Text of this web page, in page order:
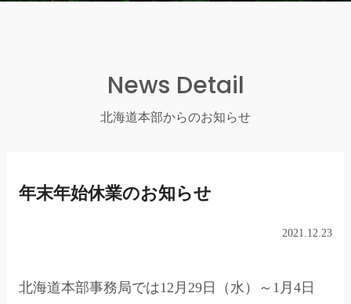
News Detail
北海道本部からのお知らせ
年末年始休業のお知らせ
2021.12.23
北海道本部事務局では12月29日（水）～1月4日